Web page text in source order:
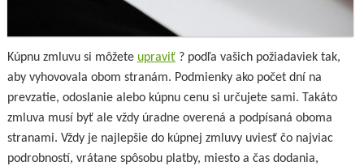
Kúpnu zmluvu si môžete upraviť? podľa vašich požiadaviek tak,
aby vyhovovala obom stranám. Podmienky ako počet dní na
prevzatie, odoslanie alebo kúpnu cenu si určujete sami. Takáto
zmluva musí byť ale vždy úradne overená a podpísaná oboma
stranami. Vždy je najlepšie do kúpnej zmluvy uviesť čo najviac
podrobností, vrátane spôsobu platby, miesto a čas dodania,